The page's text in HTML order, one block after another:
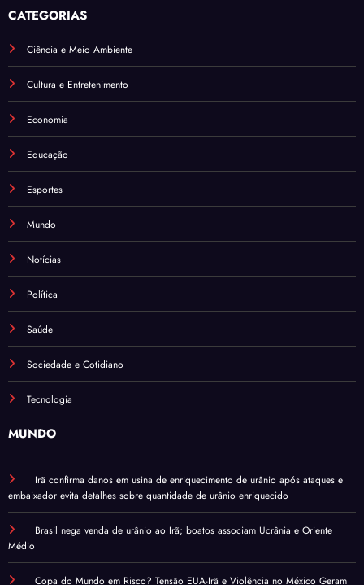
CATEGORIAS
Ciência e Meio Ambiente
Cultura e Entretenimento
Economia
Educação
Esportes
Mundo
Notícias
Política
Saúde
Sociedade e Cotidiano
Tecnologia
MUNDO
Irã confirma danos em usina de enriquecimento de urânio após ataques e
embaixador evita detalhes sobre quantidade de urânio enriquecido
Brasil nega venda de urânio ao Irã; boatos associam Ucrânia e Oriente
Médio
Copa do Mundo em Risco? Tensão EUA-Irã e Violência no México Geram